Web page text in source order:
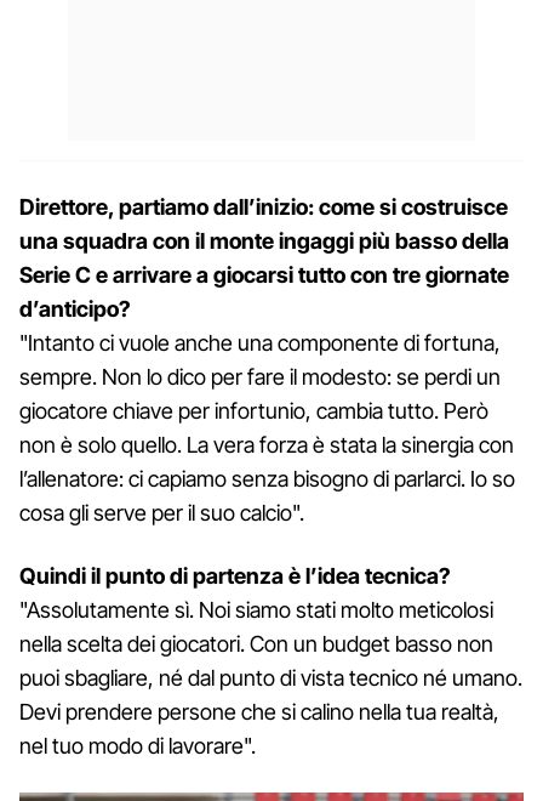
Direttore, partiamo dall’inizio: come si costruisce
una squadra con il monte ingaggi più basso della
Serie C e arrivare a giocarsi tutto con tre giornate
d’anticipo?
"Intanto ci vuole anche una componente di fortuna,
sempre. Non lo dico per fare il modesto: se perdi un
giocatore chiave per infortunio, cambia tutto. Però
non è solo quello. La vera forza è stata la sinergia con
l’allenatore: ci capiamo senza bisogno di parlarci. Io so
cosa gli serve per il suo calcio".
Quindi il punto di partenza è l’idea tecnica?
"Assolutamente sì. Noi siamo stati molto meticolosi
nella scelta dei giocatori. Con un budget basso non
puoi sbagliare, né dal punto di vista tecnico né umano.
Devi prendere persone che si calino nella tua realtà,
nel tuo modo di lavorare".